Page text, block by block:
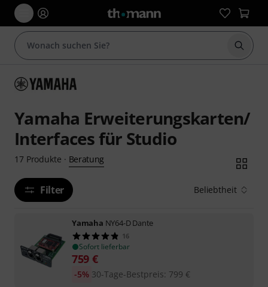
Suche
Yamaha Erweiterungskarten/
Interfaces für Studio
17 Produkte · Beratung
Filter Beliebtheit
Yamaha NY64-D Dante
16
Sofort lieferbar
759 €
30-Tage-Bestpreis: 799 €
-5%